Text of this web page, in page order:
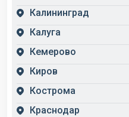
Калининград
Калуга
Кемерово
Киров
Кострома
Краснодар